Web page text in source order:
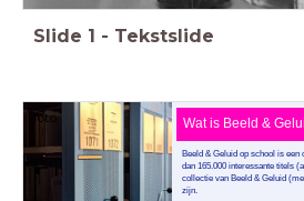
Slide 1 - Tekstslide
Beeld & Geluid op school is
dan 165.000 interessante titels
collectie van Beeld & Geluid
zijn.
Wat is Beeld &
foto: